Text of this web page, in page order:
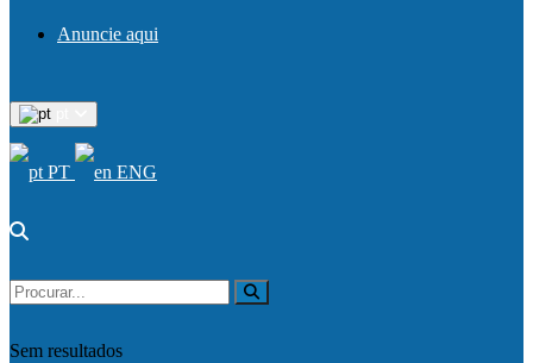
Anuncie aqui
PT ENG
Sem resultados